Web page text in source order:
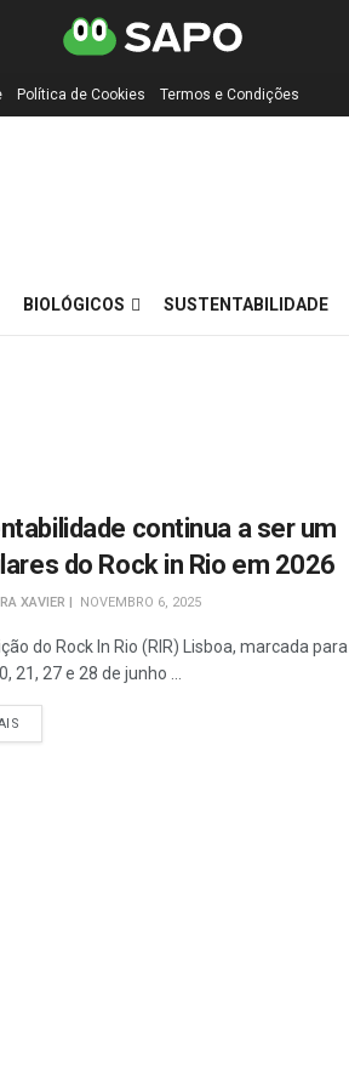
Política de Cookies Termos e Condições
BIOLÓGICOS SUSTENTABILIDADE
continua a ser um
do Rock in Rio em 2026
XAVIER NOVEMBRO 6, 2025
do Rock In Rio (RIR) Lisboa, marcada para
21, 27 e 28 de junho ...